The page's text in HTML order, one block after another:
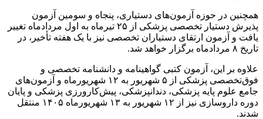
همچنین در حوزه آزمون‌های دستیاری، پنجاه‌ و سومین آزمون
پذیرش دستیار تخصصی پزشکی از ۲۵ تیرماه به اول مردادماه تغییر
یافت و آزمون ارتقای دستیاران تخصصی نیز با یک هفته تأخیر، در
تاریخ ۸ مردادماه برگزار خواهد شد.
علاوه بر این، آزمون کتبی گواهینامه و دانشنامه تخصصی و
فوق‌تخصصی پزشکی از ۵ شهریور به ۱۲ شهریورماه و آزمون‌های
جامع علوم پایه پزشکی، دندانپزشکی، پیش‌کارورزی پزشکی و پایان
دوره داروسازی نیز از ۱۲ شهریور به ۱۳ شهریورماه ۱۴۰۵ منتقل
شدند.